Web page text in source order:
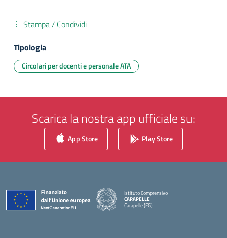
Stampa / Condividi
Tipologia
Circolari per docenti e personale ATA
Scarica la nostra app ufficiale su:
App Store Play Store
Istituto Comprensivo
CARAPELLE
Carapelle (FG)
— Visita la pagina iniziale della scuola